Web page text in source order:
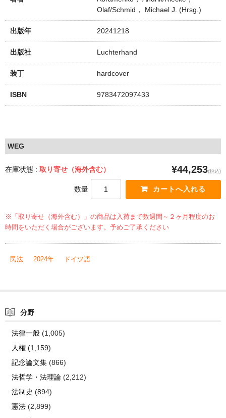
Olaf/Schmid， Michael J. (Hrsg.)
出版年 20241218
出版社 Luchterhand
装丁 hardcover
ISBN 9783472097433
WEG
在庫状態 : 取り寄せ（海外含む） ¥44,253(税込)
数量
※「取り寄せ（海外含む）」の商品は入荷まで数週間～２ヶ月程度のお
時間をいただく場合がございます。予めご了承ください
民法 2024年 ドイツ語
分野
法律一般(1,005)
人権(1,159)
記念論文集(866)
法哲学・法理論(2,212)
法制史 (894)
憲法(2,899)